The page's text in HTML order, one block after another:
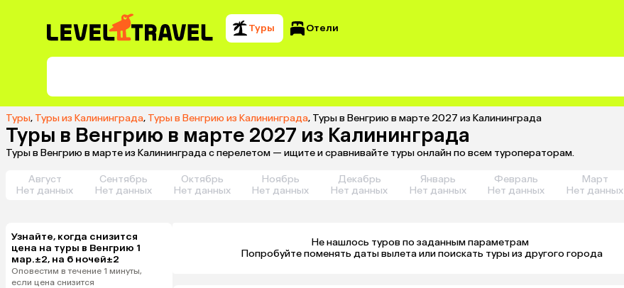
Туры Отели
Туры, Туры из Калининграда, Туры в Венгрию из Калининграда, Туры в Венгрию в марте 2027 из Калининграда
Туры в Венгрию в марте 2027 из Калининграда
Туры в Венгрию в марте из Калининграда с перелетом — ищите и сравнивайте туры онлайн по всем туроператорам.
Август
Нет данных
Сентябрь
Нет данных
Октябрь
Нет данных
Ноябрь
Нет данных
Декабрь
Нет данных
Январь
Нет данных
Февраль
Нет данных
Март
Нет данных
Узнайте, когда снизится
цена на туры в Венгрию 1
мар.±2, на 6 ночей±2
Оповестим в течение 1 минуты,
если цена снизится
Не нашлось туров по заданным параметрам
Попробуйте поменять даты вылета или поискать туры из другого города